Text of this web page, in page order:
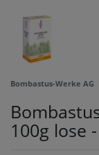
Bombastus-Werke AG
100g lose